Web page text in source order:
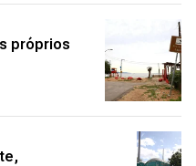
próprios